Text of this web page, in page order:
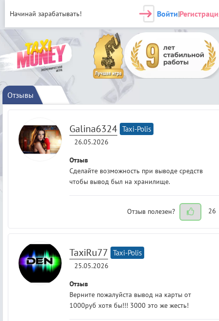
Начинай зарабатывать! Войти|
Отзывы
Galina6324 Taxi-Polis
26.05.2026
Отзыв
Сделайте возможность при выводе средств
чтобы вывод был на хранилище.
Отзыв полезен? 26
TaxiRu77 Taxi-Polis
25.05.2026
Отзыв
Верните пожалуйста вывод на карты от
1000руб хотя бы!!! 3000 это же жесть!